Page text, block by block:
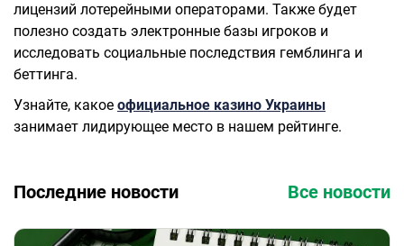
лицензий лотерейными операторами. Также будет
полезно создать электронные базы игроков и
исследовать социальные последствия гемблинга и
беттинга.
Узнайте, какое официальное казино Украины
занимает лидирующее место в нашем рейтинге.
Последние новости Все новости